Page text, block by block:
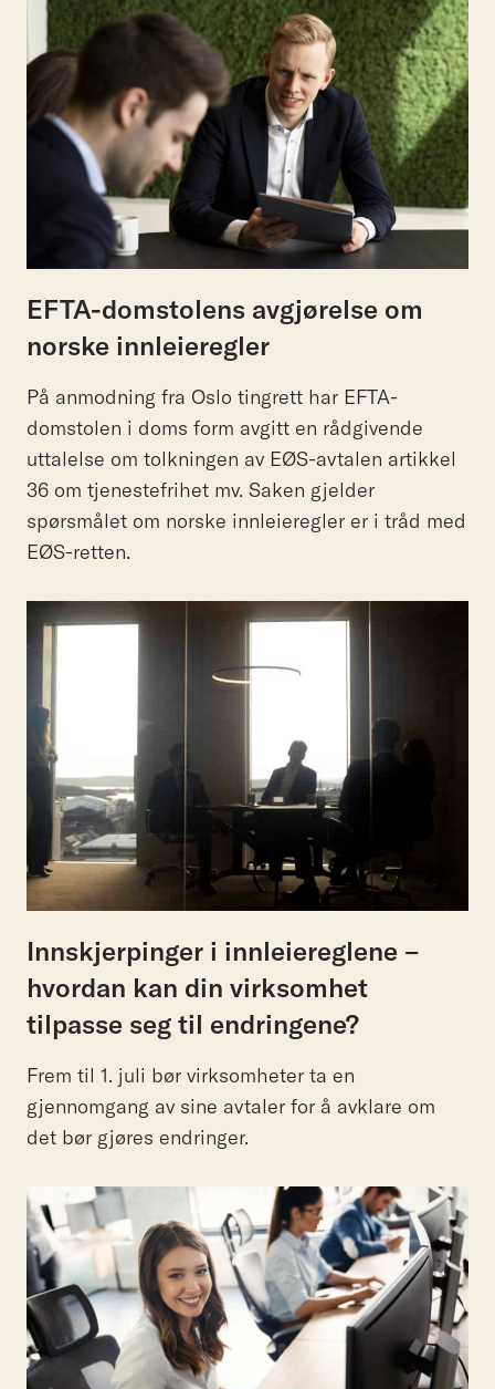
EFTA-domstolens avgjørelse om
norske innleieregler
På anmodning fra Oslo tingrett har EFTA-
domstolen i doms form avgitt en rådgivende
uttalelse om tolkningen av EØS-avtalen artikkel
36 om tjenestefrihet mv. Saken gjelder
spørsmålet om norske innleieregler er i tråd med
EØS-retten.
Innskjerpinger i innleiereglene –
hvordan kan din virksomhet
tilpasse seg til endringene?
Frem til 1. juli bør virksomheter ta en
gjennomgang av sine avtaler for å avklare om
det bør gjøres endringer.